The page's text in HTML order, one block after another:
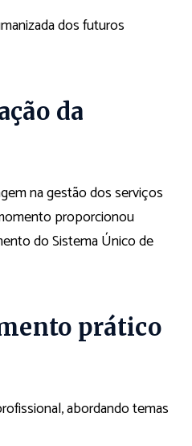
dos futuros
da
na gestão dos serviços
proporcionou
do Sistema Único de
prático
abordando temas